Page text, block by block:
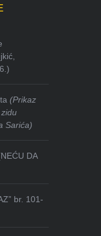
(Prikaz
Sarića)
DA
br. 101-